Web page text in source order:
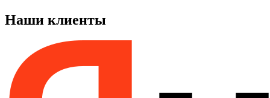
Наши клиенты